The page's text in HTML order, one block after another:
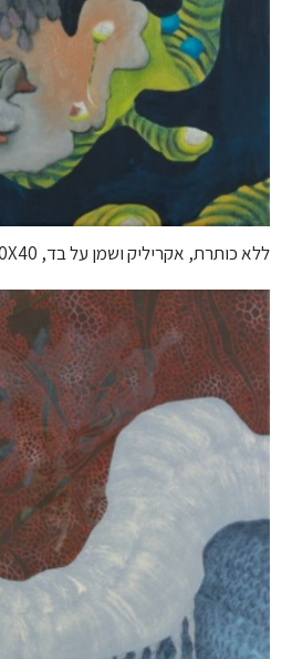
ללא כותרת, אקריליק ושמן על בד, 40X40 ס''מ